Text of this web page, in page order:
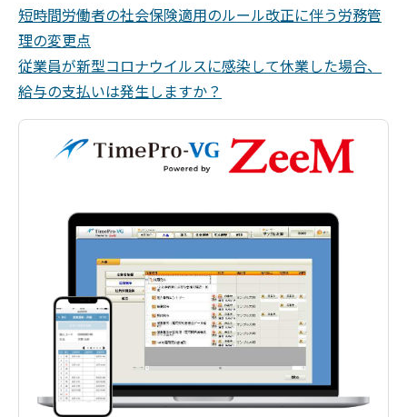
短時間労働者の社会保険適用のルール改正に伴う労務管
理の変更点
従業員が新型コロナウイルスに感染して休業した場合、
給与の支払いは発生しますか？